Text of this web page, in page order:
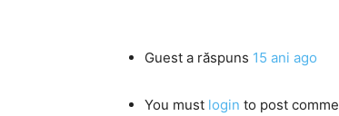
Guest a răspuns 15 ani ago
You must login to post